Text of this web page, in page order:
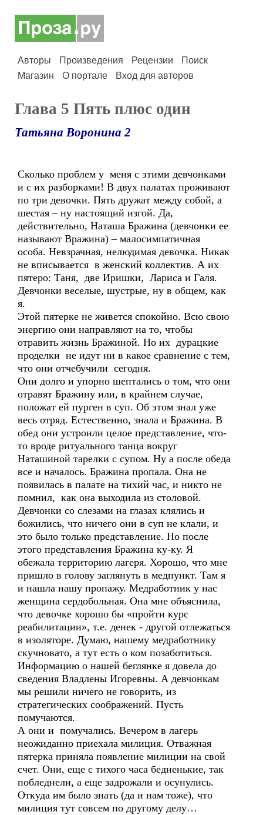
Авторы Произведения Рецензии
Поиск
Магазин
О портале Вход для авторов
Глава 5 Пять плюс один
Татьяна Воронина 2
Сколько проблем у меня с этими девчонками
и с их разборками! В двух палатах проживают
по три девочки. Пять дружат между собой, а
шестая – ну настоящий изгой. Да,
действительно, Наташа Бражина (девчонки ее
называют Вражина) – малосимпатичная
особа. Невзрачная, нелюдимая девочка. Никак
не вписывается в женский коллектив. А их
пятеро: Таня, две Иришки, Лариса и Галя.
Девчонки веселые, шустрые, ну в общем, как
я.
Этой пятерке не живется спокойно. Всю свою
энергию они направляют на то, чтобы
отравить жизнь Бражиной. Но их дурацкие
проделки не идут ни в какое сравнение с тем,
что они отчебучили сегодня.
Они долго и упорно шептались о том, что они
отравят Бражину или, в крайнем случае,
положат ей пурген в суп. Об этом знал уже
весь отряд. Естественно, знала и Бражина. В
обед они устроили целое представление, что-
то вроде ритуального танца вокруг
Наташиной тарелки с супом. Ну а после обеда
все и началось. Бражина пропала. Она не
появилась в палате на тихий час, и никто не
помнил, как она выходила из столовой.
Девчонки со слезами на глазах клялись и
божились, что ничего они в суп не клали, и
это было только представление. Но после
этого представления Бражина ку-ку. Я
обежала территорию лагеря. Хорошо, что мне
пришло в голову заглянуть в медпункт. Там я
и нашла нашу пропажу. Медработник у нас
женщина сердобольная. Она мне объяснила,
что девочке хорошо бы «пройти курс
реабилитации», т.е. денек - другой отлежаться
в изоляторе. Думаю, нашему медработнику
скучновато, а тут есть о ком позаботиться.
Информацию о нашей беглянке я довела до
сведения Владлены Игоревны. А девчонкам
мы решили ничего не говорить, из
стратегических соображений. Пусть
помучаются.
А они и помучались. Вечером в лагерь
неожиданно приехала милиция. Отважная
пятерка приняла появление милиции на свой
счет. Они, еще с тихого часа бедненькие, так
побледнели, а еще задрожали и осунулись.
Откуда им было знать (да и нам тоже), что
милиция тут совсем по другому делу…